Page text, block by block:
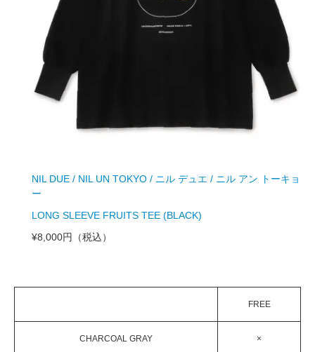
NIL DUE / NIL UN TOKYO / ニル デュエ / ニル アン トーキョ
ー
LONG SLEEVE FRUITS TEE (BLACK)
¥8,000円
（税込）
FREE
CHARCOAL GRAY ×